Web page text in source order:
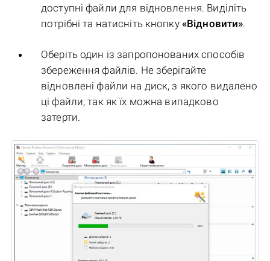
доступні файли для відновлення. Виділіть
потрібні та натисніть кнопку «Відновити».
Оберіть один із запропонованих способів
збереження файлів. Не зберігайте
відновлені файли на диск, з якого видалено
ці файли, так як їх можна випадково
затерти.